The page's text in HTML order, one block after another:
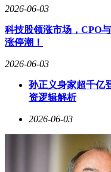
2026-06-03
科技股领涨市场，CPO
涨停潮！
2026-06-03
孙正义身家超千亿
资逻辑解析
2026-06-03